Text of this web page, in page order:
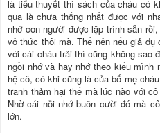
là tiểu thuyết thì sách của cháu có
qua là chưa thống nhất được với
nhớ con người được lập trình sẵn
vô thức thôi mà. Thế nên nếu giả dụ
với cái cháu trải thì cũng không sao
ngồi nhớ và hay nhớ theo kiểu mình
hệ cô, có khi cũng là của bố mẹ
tranh thảm hại thế mà lúc nào với
Nhờ cái nỗi nhớ buồn cười đó mà
lớn.